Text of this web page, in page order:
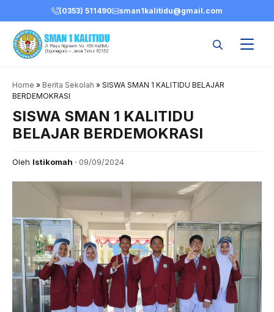
to
content
(0353) 511490 sman1kalitidu@gmail.com
Home » Berita Sekolah » SISWA SMAN 1 KALITIDU BELAJAR
BERDEMOKRASI
SISWA SMAN 1 KALITIDU
BELAJAR BERDEMOKRASI
Oleh Istikomah 09/09/2024